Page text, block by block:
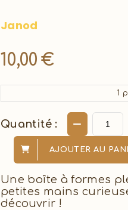
Janod
10,00 €
1
Quantité :
AJOUTER AU
Une boîte à formes
petites mains
découvrir !